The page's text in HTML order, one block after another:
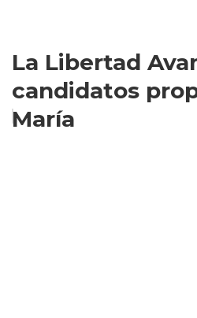
La Libertad
candidatos
María